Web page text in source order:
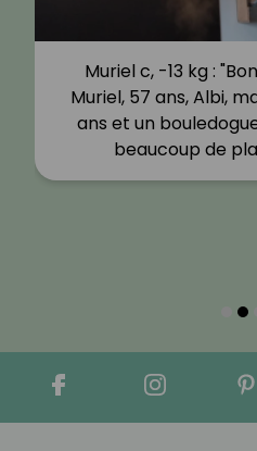
Muriel c, -13 kg :
Muriel, 57 ans, Albi,
ans et un
beaucoup de